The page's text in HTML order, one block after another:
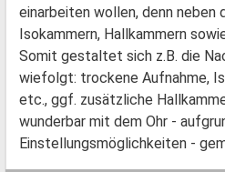
einarbeiten wollen, denn neben
Isokammern, Hallkammern
Somit gestaltet sich z.B. die
wiefolgt: trockene Aufnahme,
etc., ggf. zusätzliche
wunderbar mit dem Ohr -
Einstellungsmöglichkeiten -